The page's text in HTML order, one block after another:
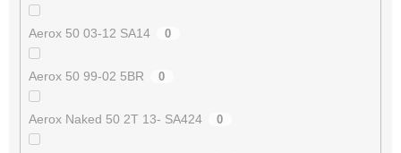
Aerox 50 03-12 SA14 0
Aerox 50 99-02 5BR 0
Aerox Naked 50 2T 13- SA424 0